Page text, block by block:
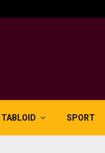
TABLOID SPORT